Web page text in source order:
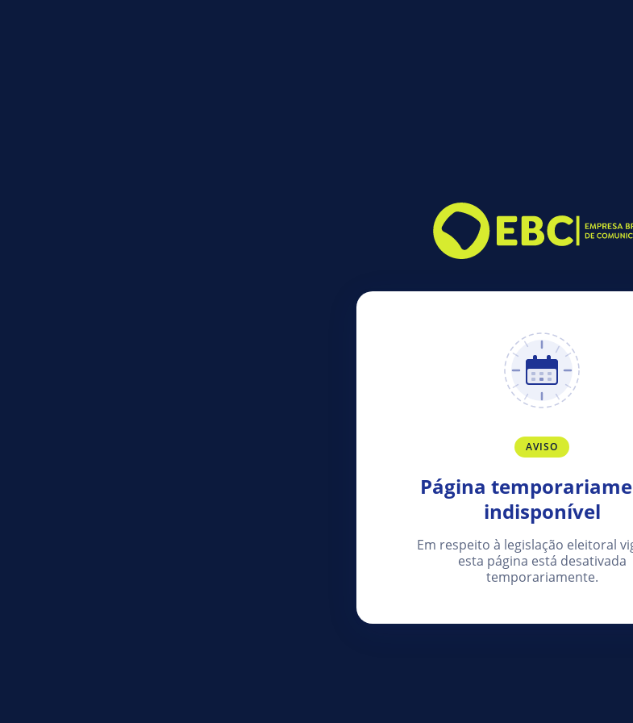
AVISO
Página
indisponível
Em respeito à legislação eleitoral
esta página está desativada
temporariamente.